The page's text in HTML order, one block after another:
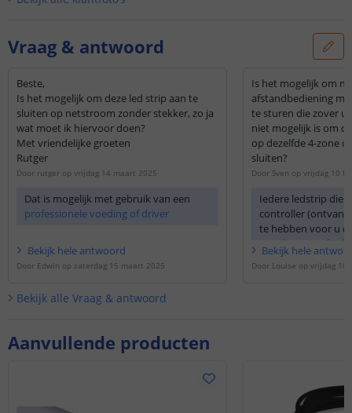
Aanvullende producten
Vraag & antwoord
Beste,
Is het mogelijk om deze led strip aan te
sluiten op netstroom zonder stekker, zo ja
wat moet ik hiervoor doen?
Met vriendelijke groeten
Rutger
Door rutger op vrijdag 14 maart 2025
Dat is mogelijk met gebruik van een
professionele voeding of driver
Bekijk hele antwoord
Door Edwin op zaterdag 15 maart 2025
Is het mogelijk om
afstandbediening
te sturen die zover
niet mogelijk is om
op dezelfde 4-zone
sluiten?
Door Sven op vrijdag 10
Iedere ledstrip
controller
te hebben voor u
aan de 4-zone
controller kunt u
bediening
Bekijk hele
Door Louise op vrijdag 10
Bekijk alle Vraag & antwoord